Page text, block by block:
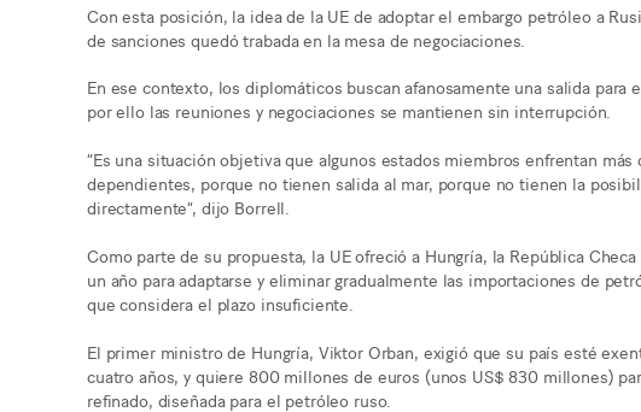
Con esta posición, la idea de la UE de adoptar el embargo petróleo a
de sanciones quedó trabada en la mesa de negociaciones.
En ese contexto, los diplomáticos buscan afanosamente una salida para
por ello las reuniones y negociaciones se mantienen sin interrupción.
“Es una situación objetiva que algunos estados miembros enfrentan
dependientes, porque no tienen salida al mar, porque no tienen la
directamente”, dijo Borrell.
Como parte de su propuesta, la UE ofreció a Hungría, la República
un año para adaptarse y eliminar gradualmente las importaciones de
que considera el plazo insuficiente.
El primer ministro de Hungría, Viktor Orban, exigió que su país esté
cuatro años, y quiere 800 millones de euros (unos US$ 830 millones)
refinado, diseñada para el petróleo ruso.